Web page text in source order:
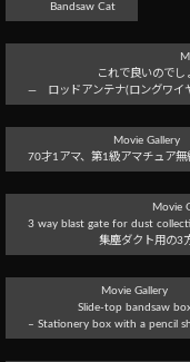
Bandsaw Cat
これで良いので
― ロッドアンテナ(ロングワイ
Movie Gallery
70才1アマ、第1級アマチュア無
Movie
3 way blast gate for dust
集塵ダクト用の3
Movie Gallery
Slide-top bandsaw
– Stationery box with a pencil